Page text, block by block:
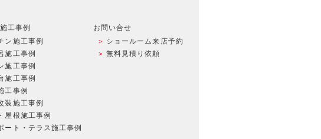
工事例
ン施工事例
施工事例
施工事例
施工事例
工事例
装施工事例
屋根施工事例
ート・テラス施工事例
お問い合せ
ショールーム来店予約
無料見積り依頼